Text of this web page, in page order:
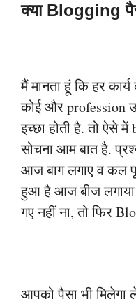
क्या Blogging
मैं मानता हूं कि हर
कोई और
इच्छा होती है. तो ऐसे
सोचना आम बात है.
आज बाग लगाए व कल
हुआ है आज बीज
गए नहीं ना, तो फिर
आपको पैसा भी मिलेगा